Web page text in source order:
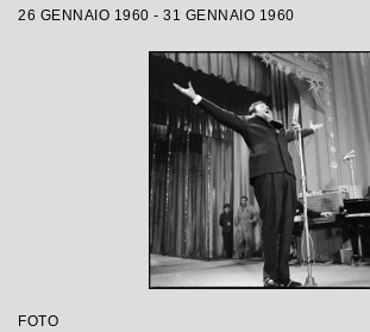
26 GENNAIO 1960 - 31 GENNAIO 1960
FOTO